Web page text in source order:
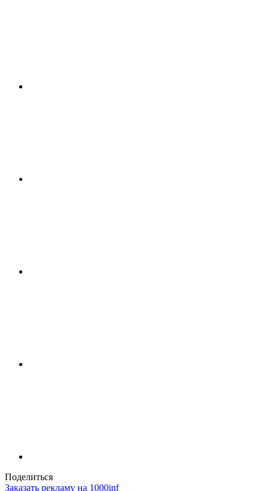
Поделиться
Заказать рекламу на 1000inf